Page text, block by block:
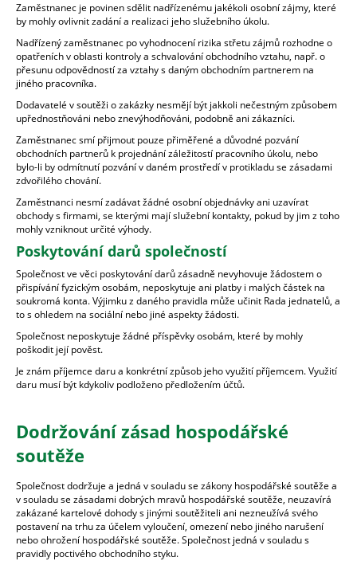
Zaměstnanec je povinen sdělit nadřízenému jakékoli osobní zájmy, které
by mohly ovlivnit zadání a realizaci jeho služebního úkolu.
Nadřízený zaměstnanec po vyhodnocení rizika střetu zájmů rozhodne o
opatřeních v oblasti kontroly a schvalování obchodního vztahu, např. o
přesunu odpovědností za vztahy s daným obchodním partnerem na
jiného pracovníka.
Dodavatelé v soutěži o zakázky nesmějí být jakkoli nečestným způsobem
upřednostňováni nebo znevýhodňováni, podobně ani zákazníci.
Zaměstnanec smí přijmout pouze přiměřené a důvodné pozvání
obchodních partnerů k projednání záležitostí pracovního úkolu, nebo
bylo-li by odmítnutí pozvání v daném prostředí v protikladu se zásadami
zdvořilého chování.
Zaměstnanci nesmí zadávat žádné osobní objednávky ani uzavírat
obchody s firmami, se kterými mají služební kontakty, pokud by jim z toho
mohly vzniknout určité výhody.
Poskytování darů společností
Společnost ve věci poskytování darů zásadně nevyhovuje žádostem o
přispívání fyzickým osobám, neposkytuje ani platby i malých částek na
soukromá konta. Výjimku z daného pravidla může učinit Rada jednatelů, a
to s ohledem na sociální nebo jiné aspekty žádosti.
Společnost neposkytuje žádné příspěvky osobám, které by mohly
poškodit její pověst.
Je znám příjemce daru a konkrétní způsob jeho využití příjemcem. Využití
daru musí být kdykoliv podloženo předložením účtů.
Dodržování zásad hospodářské
soutěže
Společnost dodržuje a jedná v souladu se zákony hospodářské soutěže a
v souladu se zásadami dobrých mravů hospodářské soutěže, neuzavírá
zakázané kartelové dohody s jinými soutěžiteli ani nezneužívá svého
postavení na trhu za účelem vyloučení, omezení nebo jiného narušení
nebo ohrožení hospodářské soutěže. Společnost jedná v souladu s
pravidly poctivého obchodního styku.